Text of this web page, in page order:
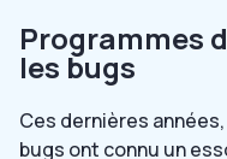
Programmes
les bugs
Ces dernières
bugs ont connu un